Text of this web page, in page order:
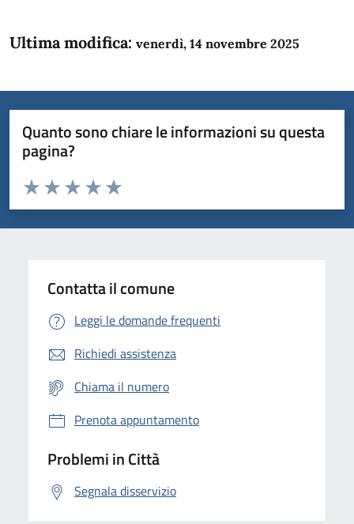
Ultima modifica: venerdì, 14 novembre 2025
Quanto sono chiare le informazioni su questa
pagina?
Domanda
Valuta da 1 a 5 stelle la pagina
Valuta 5 stelle su 5
Valuta 4 stelle su 5
Valuta 3 stelle su 5
Valuta 2 stelle su 5
Valuta 1 stelle su 5
Contatta il comune
Leggi le domande frequenti
Richiedi assistenza
Chiama il numero
Prenota appuntamento
Problemi in Città
Segnala disservizio